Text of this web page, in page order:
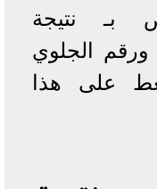
بـ نتيجة
ورقم الجلوي